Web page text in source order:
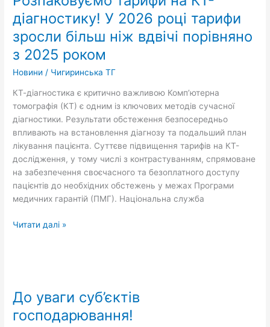
діагностику! У 2026 році тарифи
зросли більш ніж вдвічі порівняно
з 2025 роком
Новини / Чигиринська ТГ
КТ-діагностика є критично важливою Комп’ютерна
томографія (КТ) є одним із ключових методів сучасної
діагностики. Результати обстеження безпосередньо
впливають на встановлення діагнозу та подальший план
лікування пацієнта. Суттєве підвищення тарифів на КТ-
дослідження, у тому числі з контрастуванням, спрямоване
на забезпечення своєчасного та безоплатного доступу
пацієнтів до необхідних обстежень у межах Програми
медичних гарантій (ПМГ). Національна служба
КТ-
діагностику!
У
2026
тарифи
зросли
більш
ніж
вдвічі
порівняно
з
2025
роком
Читати далі »
До уваги суб’єктів
господарювання!
суб’єктів